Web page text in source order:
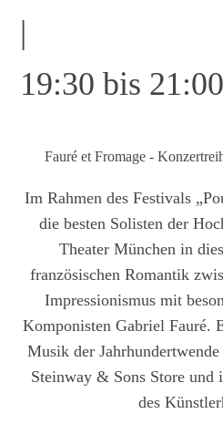
|
19:30 bis
Fauré et Fromage -
Im Rahmen des Festivals
die besten Solisten der
Theater München in
französischen Romantik
Impressionismus mit
Komponisten Gabriel Fauré.
Musik der
Steinway & Sons Store und
des